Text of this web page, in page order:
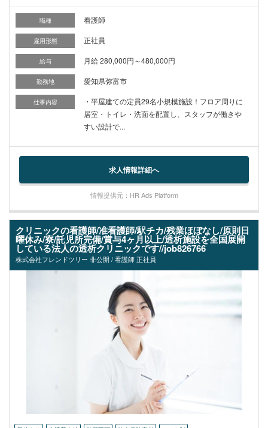
職種 看護師
雇用形態 正社員
給与 月給 280,000円～480,000円
勤務地 愛知県弥富市
仕事内容
・平屋建ての定員29名小規模施設！フロア周りに
居室・トイレ・洗面を配置し、スタッフが働きや
すい設計で...
求人情報詳細へ
情報提供元：HR Ads Platform
クリニックの看護師/准看護師/駅チカ/残業ほぼなし/原則日
曜休み/寮/託児所完備/賞与4ヶ月以上/透析施設を全国展開
している法人の透析クリニックです//job826766
株式会社フレンドツリー 非公開 / 看護師 正社員